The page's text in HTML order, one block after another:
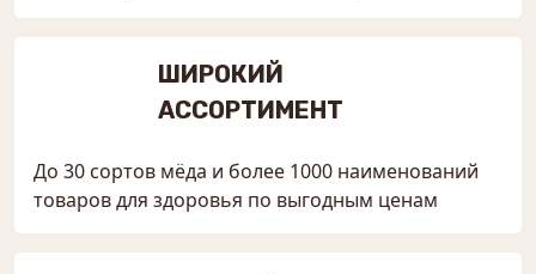
ШИРОКИЙ
АССОРТИМЕНТ
До 30 сортов мёда и более 1000 наименований
товаров для здоровья по выгодным ценам